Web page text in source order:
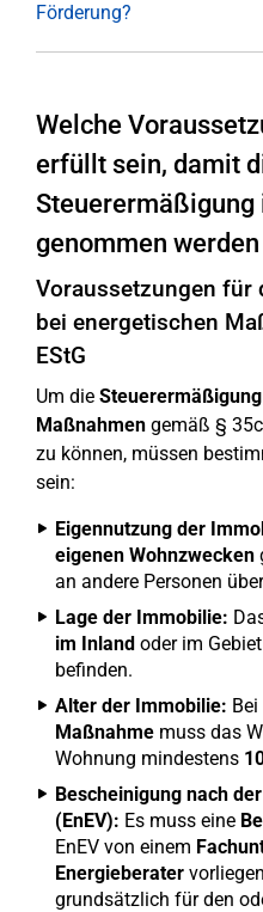
Förderung?
Welche
erfüllt sein, damit
Steuerermäßigung
genommen
Voraussetzungen für
bei energetischen
EStG
Um die
Maßnahmen gemäß §
zu können, müssen
sein:
Eigennutzung der
eigenen Wohnzwecken
an andere Personen
Lage der Immobilie:
im Inland oder im
befinden.
Alter der Immobilie: Bei
Maßnahme muss das
Wohnung mindestens
Bescheinigung nach
(EnEV): Es muss eine
EnEV von einem
Energieberater
grundsätzlich für den